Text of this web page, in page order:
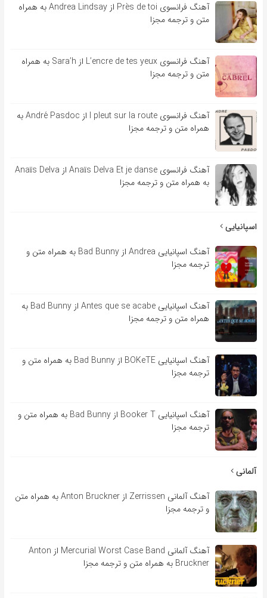
آهنگ فرانسوی Près de toi از Andrea Lindsay به همراه
متن و ترجمه مجزا
آهنگ فرانسوی L’encre de tes yeux از Sara’h به همراه
متن و ترجمه مجزا
آهنگ فرانسوی l pleut sur la route از André Pasdoc به
همراه متن و ترجمه مجزا
آهنگ فرانسوی Anaïs Delva Et je danse از Anaïs Delva
به همراه متن و ترجمه مجزا
اسپانیایی
آهنگ اسپانیایی Andrea از Bad Bunny به همراه متن و
ترجمه مجزا
آهنگ اسپانیایی Antes que se acabe از Bad Bunny به
همراه متن و ترجمه مجزا
آهنگ اسپانیایی BOKeTE از Bad Bunny به همراه متن و
ترجمه مجزا
آهنگ اسپانیایی Booker T از Bad Bunny به همراه متن و
ترجمه مجزا
آلمانی
آهنگ آلمانی Zerrissen از Anton Bruckner به همراه متن
و ترجمه مجزا
آهنگ آلمانی Mercurial Worst Case Band از Anton
Bruckner به همراه متن و ترجمه مجزا